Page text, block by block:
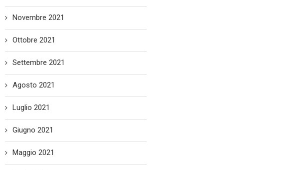
Novembre 2021
Ottobre 2021
Settembre 2021
Agosto 2021
Luglio 2021
Giugno 2021
Maggio 2021